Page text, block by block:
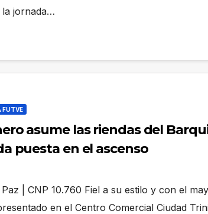
la jornada…
FUTVE
asume las riendas del
puesta en el ascenso
| CNP 10.760 Fiel a su estilo y con el
en el Centro Comercial Ciudad